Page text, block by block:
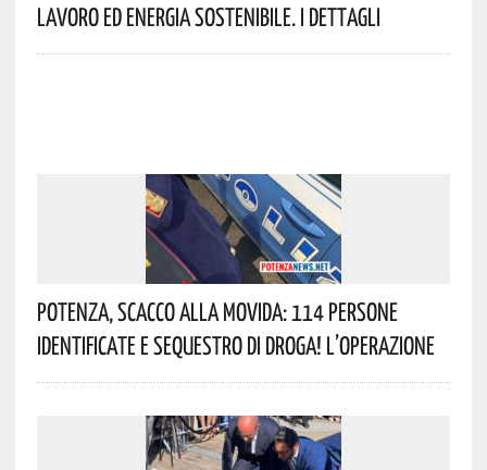
Lavoro Ed Energia Sostenibile. I Dettagli
Potenza, Scacco Alla Movida: 114 Persone
Identificate E Sequestro Di Droga! L’operazione